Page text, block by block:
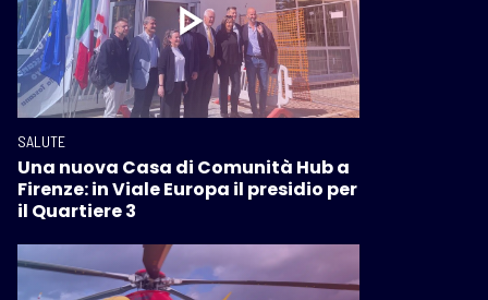
SALUTE
Una nuova Casa di Comunità Hub a
Firenze: in Viale Europa il presidio per
il Quartiere 3